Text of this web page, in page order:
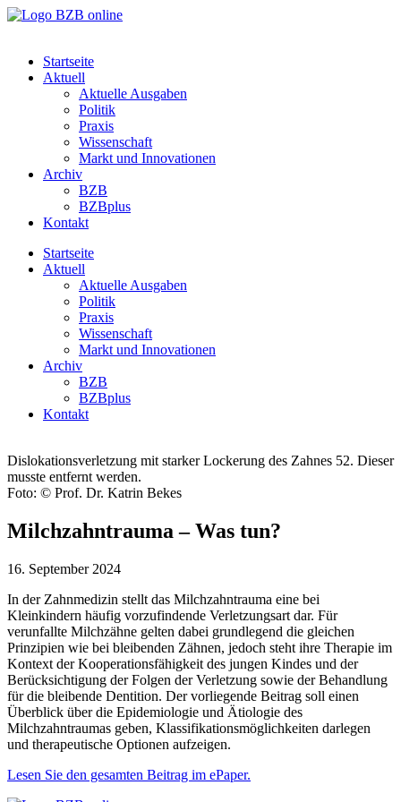
Startseite
Aktuell
Aktuelle Ausgaben
Politik
Praxis
Wissenschaft
Markt und Innovationen
Archiv
BZB
BZBplus
Kontakt
Startseite
Aktuell
Aktuelle Ausgaben
Politik
Praxis
Wissenschaft
Markt und Innovationen
Archiv
BZB
BZBplus
Kontakt
Dislokationsverletzung mit starker Lockerung des Zahnes 52. Dieser
musste entfernt werden.
Foto: © Prof. Dr. Katrin Bekes
Milchzahntrauma – Was tun?
16. September 2024
In der Zahnmedizin stellt das Milchzahntrauma eine bei
Kleinkindern häufig vorzufindende Verletzungsart dar. Für
verunfallte Milchzähne gelten dabei grundlegend die gleichen
Prinzipien wie bei bleibenden Zähnen, jedoch steht ihre Therapie im
Kontext der Kooperationsfähigkeit des jungen Kindes und der
Berücksichtigung der Folgen der Verletzung sowie der Behandlung
für die bleibende Dentition. Der vorliegende Beitrag soll einen
Überblick über die Epidemiologie und Ätiologie des
Milchzahntraumas geben, Klassifikationsmöglichkeiten darlegen
und therapeutische Optionen aufzeigen.
Lesen Sie den gesamten Beitrag im ePaper.